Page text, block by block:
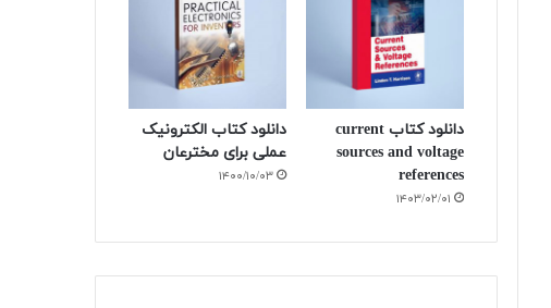
دانلود کتاب current
sources and voltage
references
۱۴۰۳/۰۲/۰۱
دانلود کتاب الکترونیک
عملی برای مخترعان
۱۴۰۰/۱۰/۰۳